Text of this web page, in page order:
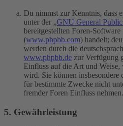
Du nimmst zur Kenntnis, dass
unter der „GNU General
bereitgestellten Foren-
(www.phpbb.com) handelt;
werden durch die
www.phpbb.de zur Verfügung
Einfluss auf die Art und
wird. Sie können
für bestimmte Zwecke nicht
fremder Foren Einfluss nehmen.
5. Gewährleistung